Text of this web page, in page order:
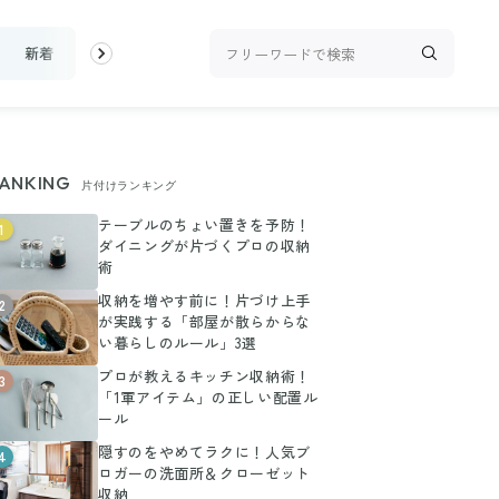
新着 ランキング 家事テク 収納・片付け
片付けランキング
1
テーブルのちょい置きを予防！
ダイニングが片づくプロの収納
術
収納を増やす前に！片づけ上手
が実践する「部屋が散らからな
い暮らしのルール」3選
プロが教えるキッチン収納術！
「1軍アイテム」の正しい配置ル
ール
隠すのをやめてラクに！人気ブ
ロガーの洗面所＆クローゼット
収納